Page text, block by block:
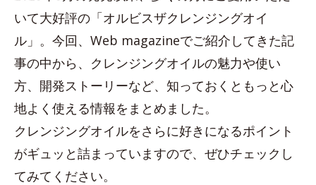
いて大好評の「オルビスザクレンジングオイ
ル」。今回、Web magazineでご紹介してきた記
事の中から、クレンジングオイルの魅力や使い
方、開発ストーリーなど、知っておくともっと心
地よく使える情報をまとめました。
クレンジングオイルをさらに好きになるポイント
がギュッと詰まっていますので、ぜひチェックし
てみてください。